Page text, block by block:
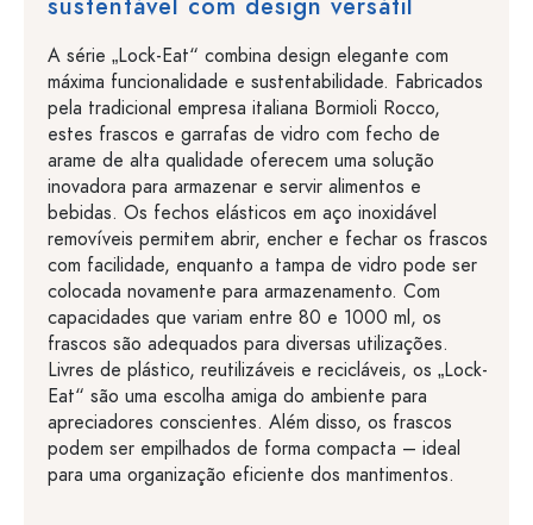
A série „Lock-Eat“ combina design elegante com
máxima funcionalidade e sustentabilidade. Fabricados
pela tradicional empresa italiana Bormioli Rocco,
estes frascos e garrafas de vidro com fecho de
arame de alta qualidade oferecem uma solução
inovadora para armazenar e servir alimentos e
bebidas. Os fechos elásticos em aço inoxidável
removíveis permitem abrir, encher e fechar os frascos
com facilidade, enquanto a tampa de vidro pode ser
colocada novamente para armazenamento. Com
capacidades que variam entre 80 e 1000 ml, os
frascos são adequados para diversas utilizações.
Livres de plástico, reutilizáveis e recicláveis, os „Lock-
Eat“ são uma escolha amiga do ambiente para
apreciadores conscientes. Além disso, os frascos
podem ser empilhados de forma compacta – ideal
para uma organização eficiente dos mantimentos.